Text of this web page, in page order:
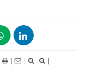
| |
|